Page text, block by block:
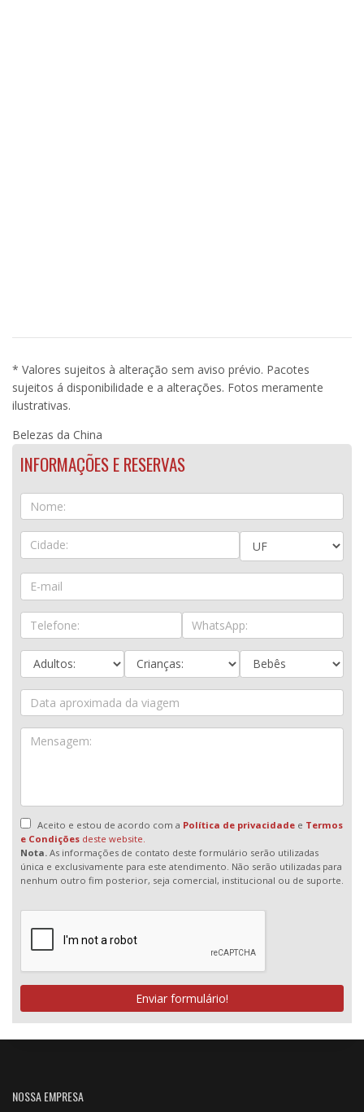
* Valores sujeitos à alteração sem aviso prévio. Pacotes
sujeitos á disponibilidade e a alterações. Fotos meramente
ilustrativas.
Belezas da China
INFORMAÇÕES E RESERVAS
Aceito e estou de acordo com a Política de privacidadee Termos
e Condições deste website.
Nota. As informações de contato deste formulário serão utilizadas
única e exclusivamente para este atendimento. Não serão utilizadas para
nenhum outro fim posterior, seja comercial, institucional ou de suporte.
Enviar formulário!
NOSSA EMPRESA